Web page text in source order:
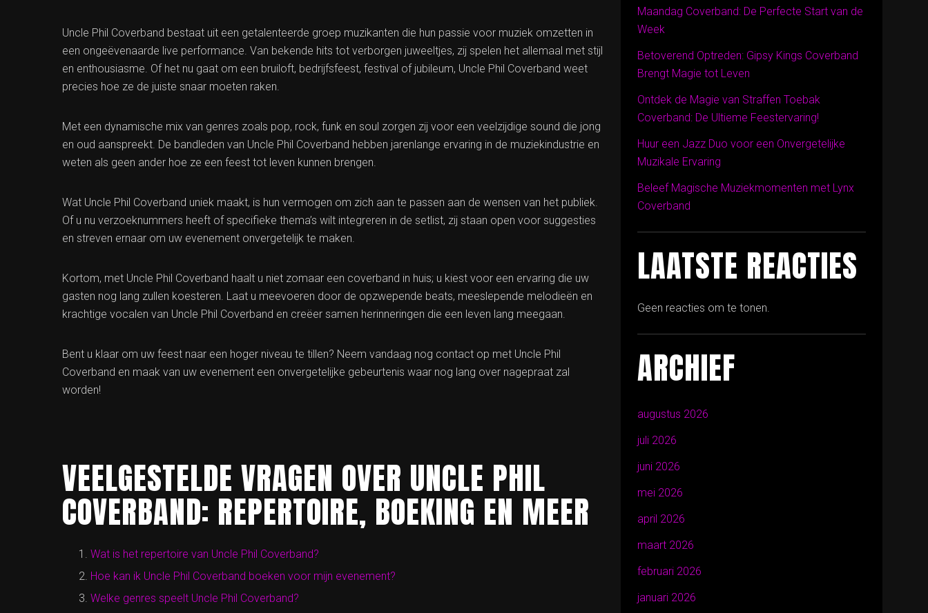
Uncle Phil Coverband bestaat uit een getalenteerde groep muzikanten die hun passie voor muziek omzetten in
een ongeëvenaarde live performance. Van bekende hits tot verborgen juweeltjes, zij spelen het allemaal met stijl
en enthousiasme. Of het nu gaat om een bruiloft, bedrijfsfeest, festival of jubileum, Uncle Phil Coverband weet
precies hoe ze de juiste snaar moeten raken.
Met een dynamische mix van genres zoals pop, rock, funk en soul zorgen zij voor een veelzijdige sound die jong
en oud aanspreekt. De bandleden van Uncle Phil Coverband hebben jarenlange ervaring in de muziekindustrie en
weten als geen ander hoe ze een feest tot leven kunnen brengen.
Wat Uncle Phil Coverband uniek maakt, is hun vermogen om zich aan te passen aan de wensen van het publiek.
Of u nu verzoeknummers heeft of specifieke thema’s wilt integreren in de setlist, zij staan open voor suggesties
en streven ernaar om uw evenement onvergetelijk te maken.
Kortom, met Uncle Phil Coverband haalt u niet zomaar een coverband in huis; u kiest voor een ervaring die uw
gasten nog lang zullen koesteren. Laat u meevoeren door de opzwepende beats, meeslepende melodieën en
krachtige vocalen van Uncle Phil Coverband en creëer samen herinneringen die een leven lang meegaan.
Bent u klaar om uw feest naar een hoger niveau te tillen? Neem vandaag nog contact op met Uncle Phil
Coverband en maak van uw evenement een onvergetelijke gebeurtenis waar nog lang over nagepraat zal
worden!
VEELGESTELDE VRAGEN OVER UNCLE PHIL
COVERBAND: REPERTOIRE, BOEKING EN MEER
Wat is het repertoire van Uncle Phil Coverband?
Hoe kan ik Uncle Phil Coverband boeken voor mijn evenement?
Welke genres speelt Uncle Phil Coverband?
Maandag Coverband: De Perfecte Start van de
Week
Betoverend Optreden: Gipsy Kings Coverband
Brengt Magie tot Leven
Ontdek de Magie van Straffen Toebak
Coverband: De Ultieme Feestervaring!
Huur een Jazz Duo voor een Onvergetelijke
Muzikale Ervaring
Beleef Magische Muziekmomenten met Lynx
Coverband
LAATSTE REACTIES
Geen reacties om te tonen.
ARCHIEF
augustus 2026
juli 2026
juni 2026
mei 2026
april 2026
maart 2026
februari 2026
januari 2026